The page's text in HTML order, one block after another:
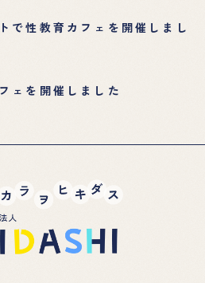
で性教育カフェを開催しまし
ェを開催しました